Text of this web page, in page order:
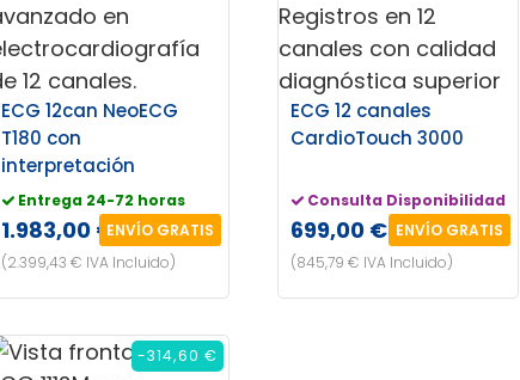
ECG 12can NeoECG
T180 con
interpretación
Entrega 24-72 horas
1.983,00 €ENVÍO GRATIS
(2.399,43 € IVA Incluido)
ECG 12 canales
CardioTouch 3000
Consulta Disponibilidad
699,00 € ENVÍO GRATIS
(845,79 € IVA Incluido)
-314,60 €